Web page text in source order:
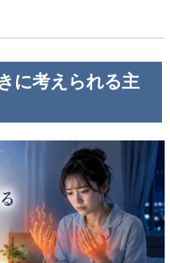
に考えられる主